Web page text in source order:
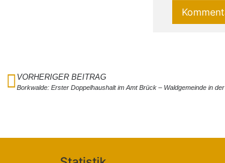
VORHERIGER BEITRAG
Borkwalde: Erster Doppelhaushalt im Amt Brück – Waldgemeinde in